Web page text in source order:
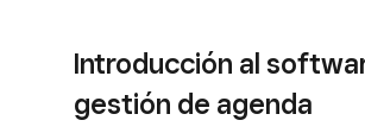
Introducción al
gestión de agenda